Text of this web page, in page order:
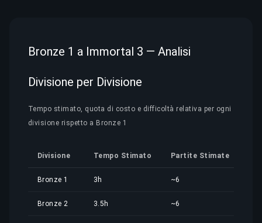
Bronze 1 a Immortal 3 — Analisi
Divisione per Divisione
Tempo stimato, quota di costo e difficoltà relativa per ogni
divisione rispetto a Bronze 1
Divisione Tempo Stimato Partite Stimate
Bronze 1 3h ~6
Bronze 2 3.5h ~6